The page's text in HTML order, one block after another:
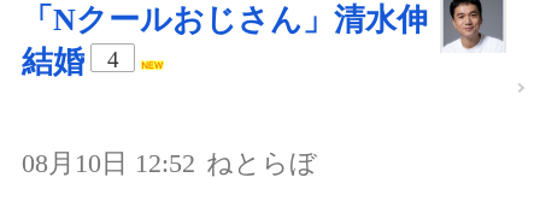
「Nクールおじさん」清水伸
結婚
4
08月10日 12:52 ねとらぼ